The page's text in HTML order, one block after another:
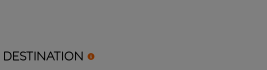
DESTINATION